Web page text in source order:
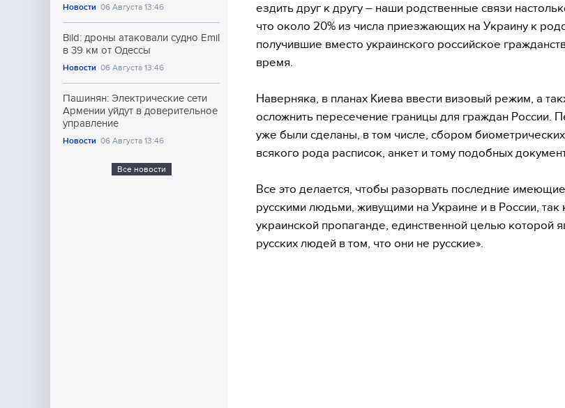
Новости 06 Августа 13:46
Bild: дроны атаковали судно Emil
в 39 км от Одессы
Новости 06 Августа 13:46
Пашинян: Электрические сети
Армении уйдут в доверительное
управление
Новости 06 Августа 13:46
Все новости
ездить друг к другу – наши родственные связи
что около 20% из числа приезжающих на Украину к
получившие вместо украинского российское
время.
Наверняка, в планах Киева ввести визовый режим, а
осложнить пересечение границы для граждан России.
уже были сделаны, в том числе, сбором
всякого рода расписок, анкет и тому подобных
Все это делается, чтобы разорвать последние
русскими людьми, живущими на Украине и в России, так
украинской пропаганде, единственной целью которой
русских людей в том, что они не русские».